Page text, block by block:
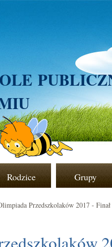
Rodzice Grupy
Przedszkolaków 2017 - Finał